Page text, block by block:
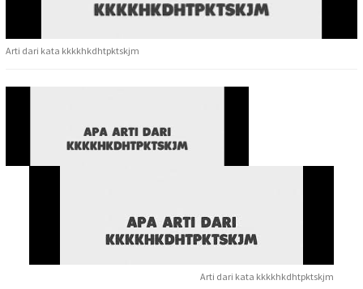
Arti dari kata kkkkhkdhtpktskjm
Arti dari kata kkkkhkdhtpktskjm